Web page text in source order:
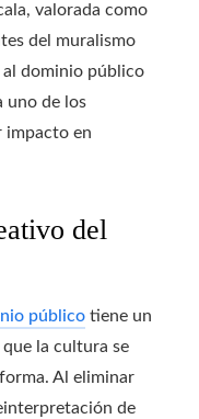
valorada como
del muralismo
al dominio público
uno de los
impacto en
del
público tiene un
la cultura se
Al eliminar
de